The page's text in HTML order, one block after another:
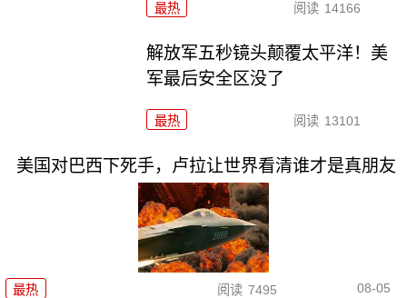
最热 阅读 14166
解放军五秒镜头颠覆太平洋！美
军最后安全区没了
最热 阅读 13101
美国对巴西下死手，卢拉让世界看清谁才是真朋友
最热 阅读 7495 08-05